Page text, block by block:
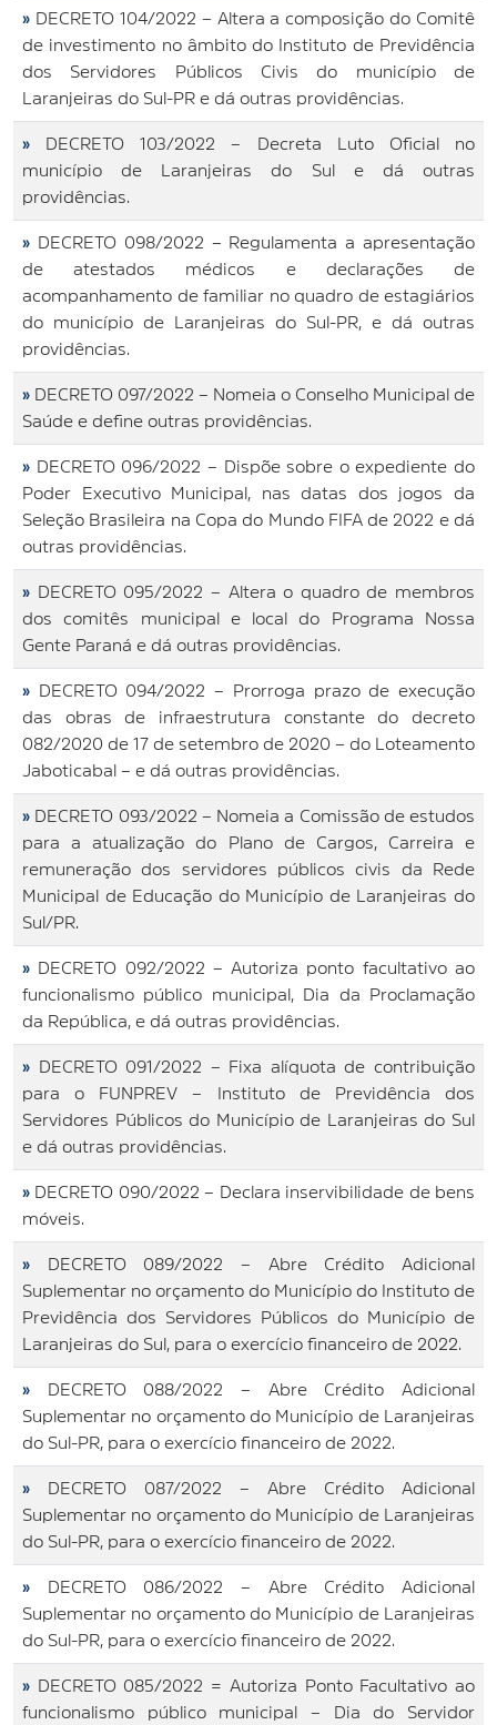
» DECRETO 104/2022 – Altera a composição do Comitê
de investimento no âmbito do Instituto de Previdência
dos Servidores Públicos Civis do município de
Laranjeiras do Sul-PR e dá outras providências.
»
DECRETO 103/2022 – Decreta Luto Oficial no
município de Laranjeiras do Sul e dá outras
providências.
» DECRETO 098/2022 – Regulamenta a apresentação
de atestados médicos e declarações de
acompanhamento de familiar no quadro de estagiários
do município de Laranjeiras do Sul-PR, e dá outras
providências.
» DECRETO 097/2022 – Nomeia o Conselho Municipal de
Saúde e define outras providências.
» DECRETO 096/2022 – Dispõe sobre o expediente do
Poder Executivo Municipal, nas datas dos jogos da
Seleção Brasileira na Copa do Mundo FIFA de 2022 e dá
outras providências.
» DECRETO 095/2022 – Altera o quadro de membros
dos comitês municipal e local do Programa Nossa
Gente Paraná e dá outras providências.
»
DECRETO 094/2022 – Prorroga prazo de execução
das obras de infraestrutura constante do decreto
082/2020 de 17 de setembro de 2020 – do Loteamento
Jaboticabal – e dá outras providências.
» DECRETO 093/2022 – Nomeia a Comissão de estudos
para a atualização do Plano de Cargos, Carreira e
remuneração dos servidores públicos civis da Rede
Municipal de Educação do Município de Laranjeiras do
Sul/PR.
» DECRETO 092/2022 – Autoriza ponto facultativo ao
funcionalismo público municipal, Dia da Proclamação
da República, e dá outras providências.
»
DECRETO 091/2022 – Fixa alíquota de contribuição
para o FUNPREV – Instituto de Previdência dos
Servidores Públicos do Município de Laranjeiras do Sul
e dá outras providências.
» DECRETO 090/2022 – Declara inservibilidade de bens
móveis.
»
DECRETO 089/2022 – Abre Crédito Adicional
Suplementar no orçamento do Município do Instituto de
Previdência dos Servidores Públicos do Município de
Laranjeiras do Sul, para o exercício financeiro de 2022.
»
DECRETO 088/2022 – Abre Crédito Adicional
Suplementar no orçamento do Município de Laranjeiras
do Sul-PR, para o exercício financeiro de 2022.
»
DECRETO 087/2022 – Abre Crédito Adicional
Suplementar no orçamento do Município de Laranjeiras
do Sul-PR, para o exercício financeiro de 2022.
»
DECRETO 086/2022 – Abre Crédito Adicional
Suplementar no orçamento do Município de Laranjeiras
do Sul-PR, para o exercício financeiro de 2022.
» DECRETO 085/2022 = Autoriza Ponto Facultativo ao
funcionalismo público municipal – Dia do Servidor